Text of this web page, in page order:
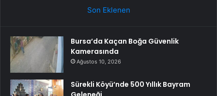
Son Eklenen
Bursa’da Kaçan Boğa Güvenlik
Kamerasında
Ağustos 10, 2026
Sürekli Köyü’nde 500 Yıllık Bayram